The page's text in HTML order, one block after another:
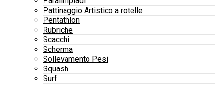
Pattinaggio Artistico a rotelle
Pentathlon
Rubriche
Scacchi
Scherma
Sollevamento Pesi
Squash
Surf